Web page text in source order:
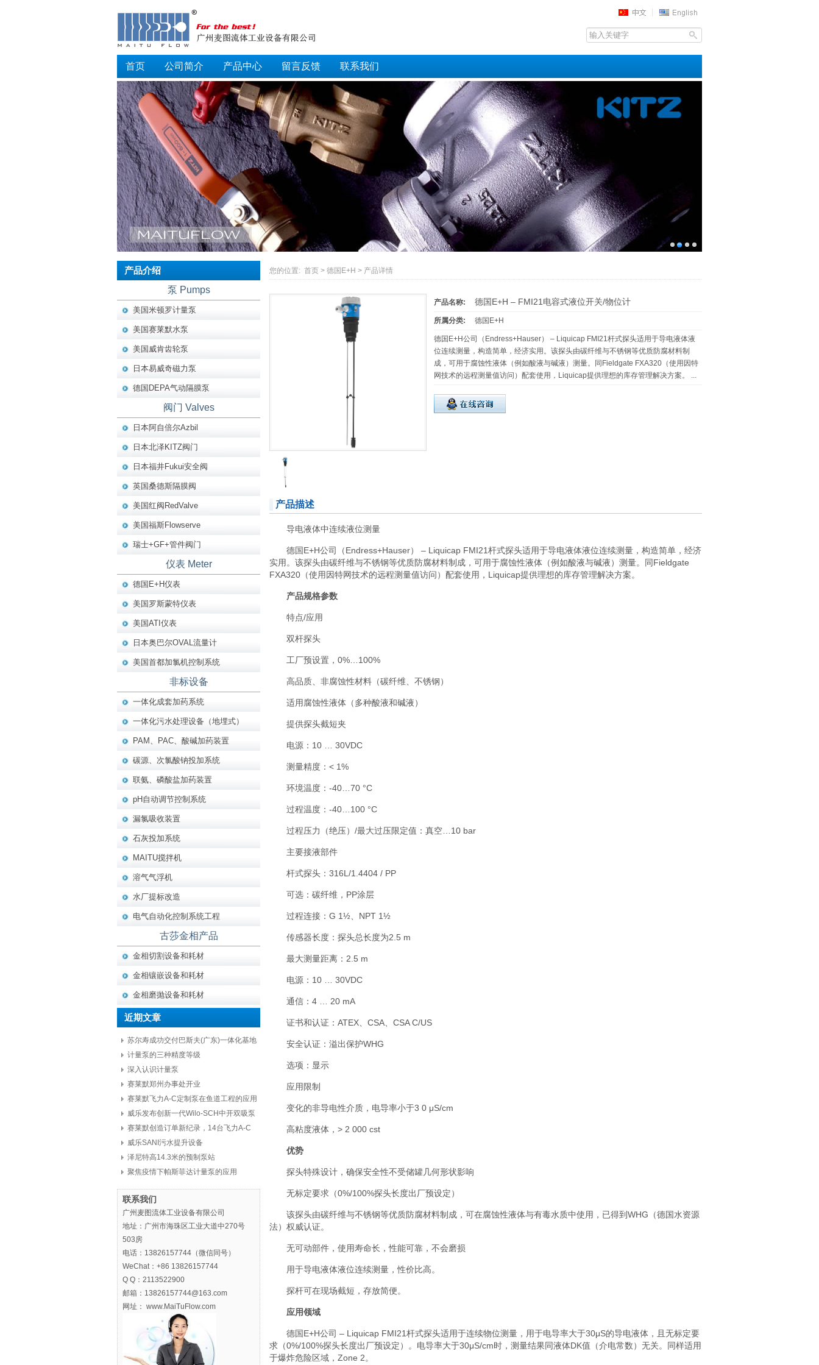
首页 公司简介 产品中心 留言反馈 联系我们
您的位置: 首页 > 德国E+H > 产品详情
产品名称: 德国E+H – FMI21电容式液位开关/物位计
所属分类: 德国E+H
德国E+H公司（Endress+Hauser） – Liquicap FMI21杆式探头适用于导电液体液
位连续测量，构造简单，经济实用。该探头由碳纤维与不锈钢等优质防腐材料制
成，可用于腐蚀性液体（例如酸液与碱液）测量。同Fieldgate FXA320（使用因特
网技术的远程测量值访问）配套使用，Liquicap提供理想的库存管理解决方案。 ...
产品描述
导电液体中连续液位测量
德国E+H公司 （Endress+Hauser） – Liquicap FMI21杆式探头适用于导电液体液位连续测量，构造简单，经济
实用。该探头由碳纤维与不锈钢等优质防腐材料制成，可用于腐蚀性液体（例如酸液与碱液）测量。同Fieldgate
FXA320（使用因特网技术的远程测量值访问）配套使用，Liquicap提供理想的库存管理解决方案。
产品规格参数
特点/应用
双杆探头
工厂预设置，0%…100%
高品质、非腐蚀性材料（碳纤维、不锈钢）
适用腐蚀性液体（多种酸液和碱液）
提供探头截短夹
电源：10 … 30VDC
测量精度：< 1%
环境温度：-40…70 °C
过程温度：-40…100 °C
过程压力（绝压）/最大过压限定值：真空…10 bar
主要接液部件
杆式探头：316L/1.4404 / PP
可选：碳纤维，PP涂层
过程连接：G 1½、NPT 1½
传感器长度：探头总长度为2.5 m
最大测量距离：2.5 m
电源：10 … 30VDC
通信：4 … 20 mA
证书和认证：ATEX、CSA、CSA C/US
安全认证：溢出保护WHG
选项：显示
应用限制
变化的非导电性介质，电导率小于3 0 μS/cm
高粘度液体，> 2 000 cst
优势
探头特殊设计，确保安全性不受储罐几何形状影响
无标定要求（0%/100%探头长度出厂预设定）
该探头由碳纤维与不锈钢等优质防腐材料制成，可在腐蚀性液体与有毒水质中使用，已得到WHG（德国水资源
法）权威认证。
无可动部件，使用寿命长，性能可靠，不会磨损
用于导电液体液位连续测量，性价比高。
探杆可在现场截短，存放简便。
应用领域
德国E+H公司 – Liquicap FMI21杆式探头适用于连续物位测量，用于电导率大于30μS的导电液体，且无标定要
求（0%/100%探头长度出厂预设定）。电导率大于30μS/cm时，测量结果同液体DK值（介电常数）无关。同样适用
于爆炸危险区域，Zone 2。
产品介绍
泵 Pumps
美国米顿罗计量泵
美国赛莱默水泵
美国威肯齿轮泵
日本易威奇磁力泵
德国DEPA气动隔膜泵
阀门 Valves
日本阿自倍尔Azbil
日本北泽KITZ阀门
日本福井Fukui安全阀
英国桑德斯隔膜阀
美国红阀RedValve
美国福斯Flowserve
瑞士+GF+管件阀门
仪表 Meter
德国E+H仪表
美国罗斯蒙特仪表
美国ATI仪表
日本奥巴尔OVAL流量计
美国首都加氯机控制系统
非标设备
一体化成套加药系统
一体化污水处理设备（地埋式）
PAM、PAC、酸碱加药装置
碳源、次氯酸钠投加系统
联氨、磷酸盐加药装置
pH自动调节控制系统
漏氯吸收装置
石灰投加系统
MAITU搅拌机
溶气气浮机
水厂提标改造
电气自动化控制系统工程
古莎金相产品
金相切割设备和耗材
金相镶嵌设备和耗材
金相磨抛设备和耗材
近期文章
苏尔寿成功交付巴斯夫(广东)一体化基地
项目核心设备
计量泵的三种精度等级
深入认识计量泵
赛莱默郑州办事处开业
赛莱默飞力A-C定制泵在鱼道工程的应用
威乐发布创新一代Wilo-SCH中开双吸泵
赛莱默创造订单新纪录，14台飞力A-C
定制泵，8亿元
威乐SANI污水提升设备
泽尼特高14.3米的预制泵站
聚焦疫情下帕斯菲达计量泵的应用
联系我们
广州麦图流体工业设备有限公司
地址：广州市海珠区工业大道中270号
503房
电话：13826157744（微信同号）
WeChat：+86 13826157744
Q Q：2113522900
邮箱：13826157744@163.com
网址： www.MaiTuFlow.com